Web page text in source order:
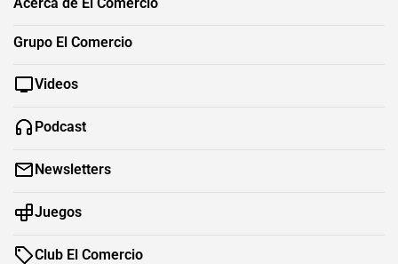
Grupo El Comercio
Videos
Podcast
Newsletters
Juegos
Club El Comercio